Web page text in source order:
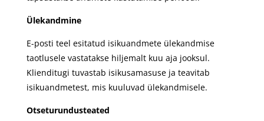
Ülekandmine
E-posti teel esitatud isikuandmete ülekandmise
taotlusele vastatakse hiljemalt kuu aja jooksul.
Klienditugi tuvastab isikusamasuse ja teavitab
isikuandmetest, mis kuuluvad ülekandmisele.
Otseturundusteated